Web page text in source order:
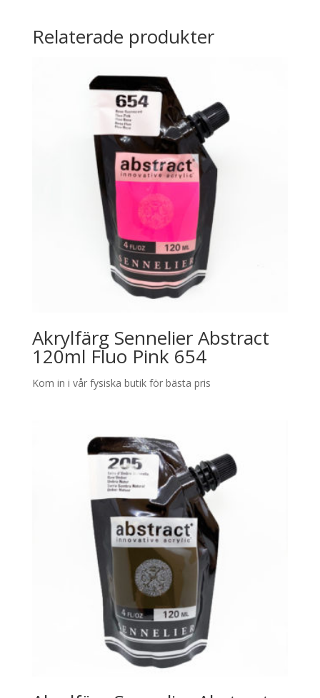
Relaterade produkter
Akrylfärg Sennelier Abstract
120ml Fluo Pink 654
Kom in i vår fysiska butik för bästa pris